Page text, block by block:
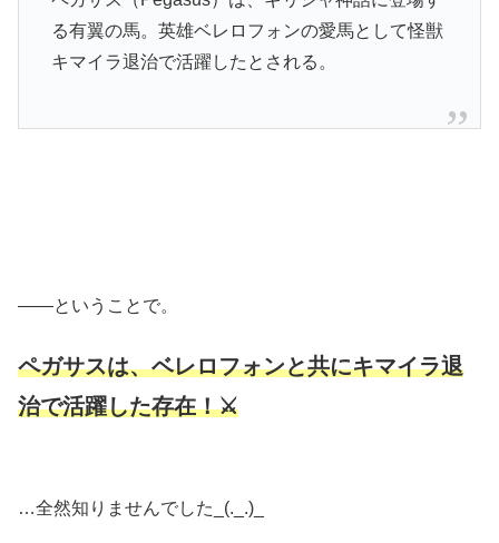
る有翼の馬。英雄ベレロフォンの愛馬として怪獣
キマイラ退治で活躍したとされる。
――ということで。
ペガサスは、ベレロフォンと共にキマイラ退
治で活躍した存在！⚔
…全然知りませんでした_(._.)_